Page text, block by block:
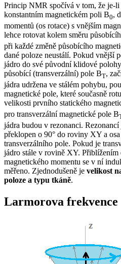
Princip NMR spočívá v tom, že je-
konstantním magnetickém poli B0,
momentů (os rotace) s vnějším
lehce rotovat kolem směru
při každé změně působícího
dané poloze neustálí. Pokud vnější
jádro do své původní klidové
působící (transverzální) pole BT,
jádra udržena ve stálém pohybu,
magnetické pole, které současně
velikosti prvního statického
pro transverzální magnetické pole B
jádra budou v rezonanci.
překlopen o 90° do roviny XY a
transverzálního pole. Pokud je
jádro stále v rovině XY.
magnetického momentu se v ní
měřeno. Zjednodušeně je velikost
poloze a typu tkáně.
Larmorova frekvence